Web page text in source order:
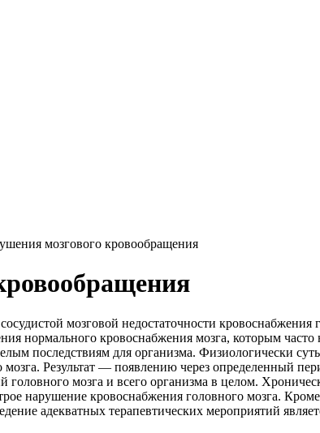
мозгового кровообращения
мозговой недостаточности кровоснабжения
нормального кровоснабжения мозга, которым
последствиям для организма. Физиологически
Результат — появлению через определенный
мозга и всего организма в целом.
нарушение кровоснабжения головного мозга.
адекватных терапевтических мероприятий